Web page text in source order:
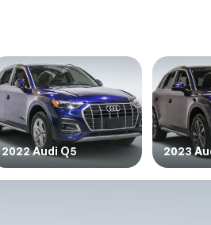
2022 Audi Q5 2023